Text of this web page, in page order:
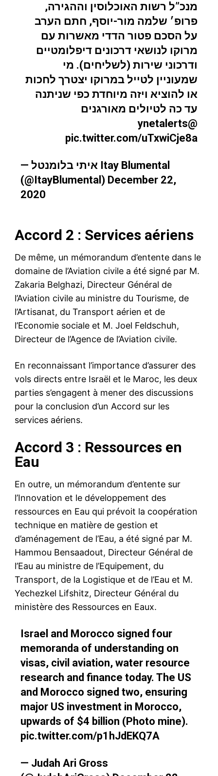
מנכ”ל רשות האוכלוסין וההגירה,
פרופ׳ שלמה מור-יוסף, חתם הערב
על הסכם פטור הדדי מאשרות עם
מרוקו לנושאי דרכונים דיפלומטיים
ודרכוני שירות (לשליחים). מי
שמעוניין לטייל במרוקו יצטרך לחכות
או להוציא ויזה מיוחדת כפי שניתנה
עד כה לטיולים מאורגנים
@ynetalerts
pic.twitter.com/uTxwiCje8a
— איתי בלומנטל Itay Blumental
(@ItayBlumental) December 22,
2020
Accord 2 : Services aériens
De même, un mémorandum d’entente dans le
domaine de l’Aviation civile a été signé par M.
Zakaria Belghazi, Directeur Général de
l’Aviation civile au ministre du Tourisme, de
l’Artisanat, du Transport aérien et de
l’Economie sociale et M. Joel Feldschuh,
Directeur de l’Agence de l’Aviation civile.
En reconnaissant l’importance d’assurer des
vols directs entre Israël et le Maroc, les deux
parties s’engagent à mener des discussions
pour la conclusion d’un Accord sur les
services aériens.
Accord 3 : Ressources en
Eau
En outre, un mémorandum d’entente sur
l’Innovation et le développement des
ressources en Eau qui prévoit la coopération
technique en matière de gestion et
d’aménagement de l’Eau, a été signé par M.
Hammou Bensaadout, Directeur Général de
l’Eau au ministre de l’Equipement, du
Transport, de la Logistique et de l’Eau et M.
Yechezkel Lifshitz, Directeur Général du
ministère des Ressources en Eaux.
Israel and Morocco signed four
memoranda of understanding on
visas, civil aviation, water resource
research and finance today. The US
and Morocco signed two, ensuring
major US investment in Morocco,
upwards of $4 billion (Photo mine).
pic.twitter.com/p1hJdEKQ7A
— Judah Ari Gross